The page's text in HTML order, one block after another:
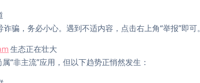
骗，务必小心。遇到不适内容，点击右上角“举报”即可。
生态正在壮大
“非主流”应用，但以下趋势正悄然发生：